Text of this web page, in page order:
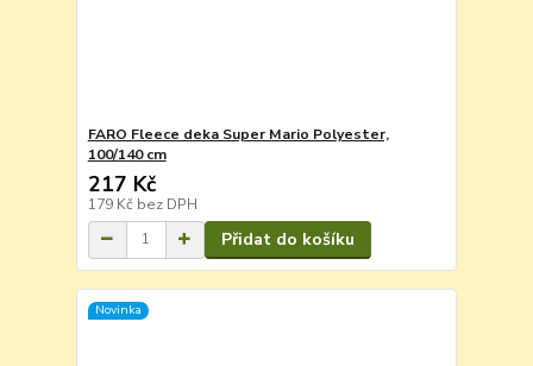
FARO Fleece deka Super Mario Polyester,
100/140 cm
217 Kč
179 Kč bez DPH
Přidat do košíku
Novinka